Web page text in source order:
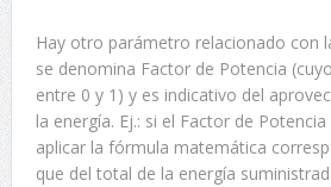
Hay otro parámetro relacionado con
se denomina Factor de Potencia
entre 0 y 1) y es indicativo del
la energía. Ej.: si el Factor de
aplicar la fórmula matemática
que del total de la energía